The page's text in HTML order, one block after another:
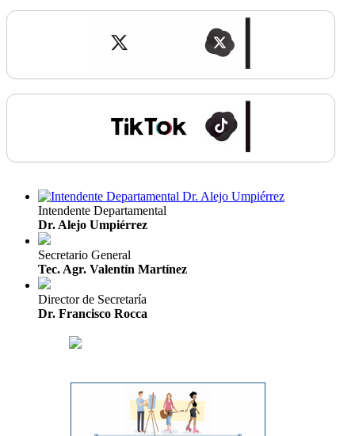
Intendente Departamental
Dr. Alejo Umpiérrez
Secretario General
Tec. Agr. Valentín Martínez
Director de Secretaría
Dr. Francisco Rocca